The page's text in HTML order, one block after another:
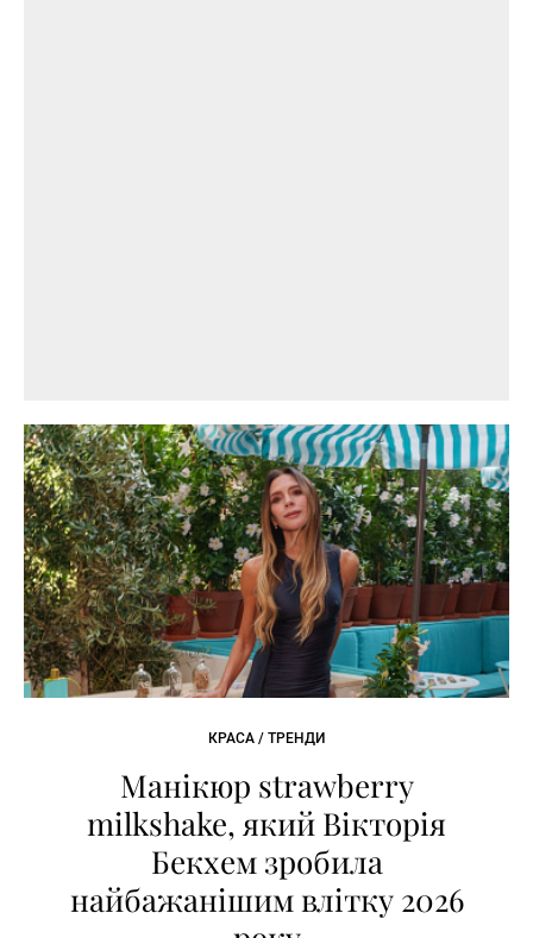
КРАСА / ТРЕНДИ
Манікюр strawberry
milkshake, який Вікторія
Бекхем зробила
найбажанішим влітку 2026